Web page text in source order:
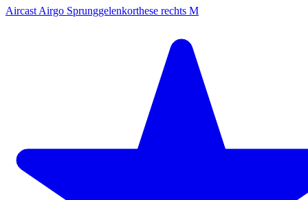
Aircast Airgo Sprunggelenkorthese rechts M